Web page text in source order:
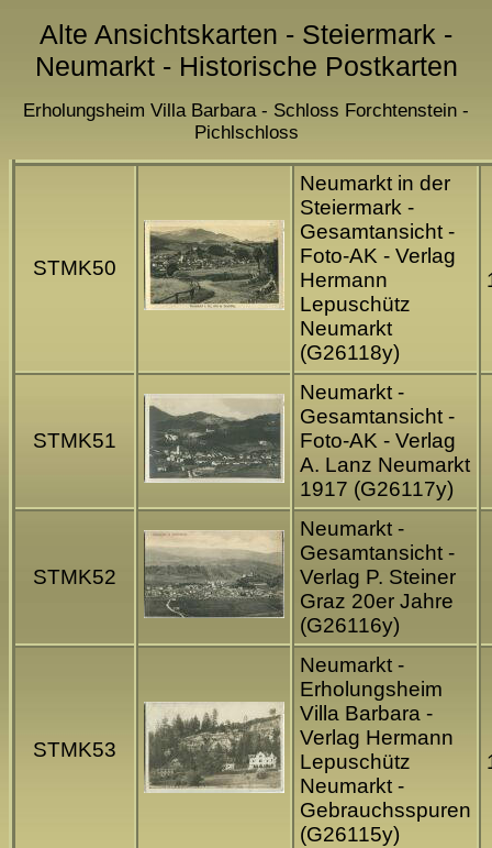
Alte Ansichtskarten - Steiermark -
Neumarkt - Historische Postkarten
Erholungsheim Villa Barbara - Schloss Forchtenstein -
Pichlschloss
STMK50
Neumarkt in der
Steiermark -
Gesamtansicht -
Foto-AK - Verlag
Hermann
Lepuschütz
Neumarkt
(G26118y)
STMK51
Neumarkt -
Gesamtansicht -
Foto-AK - Verlag
A. Lanz Neumarkt
1917 (G26117y)
STMK52
Neumarkt -
Gesamtansicht -
Verlag P. Steiner
Graz 20er Jahre
(G26116y)
STMK53
Neumarkt -
Erholungsheim
Villa Barbara -
Verlag Hermann
Lepuschütz
Neumarkt -
Gebrauchsspuren
(G26115y)